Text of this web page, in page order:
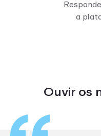
a
Ouvir os